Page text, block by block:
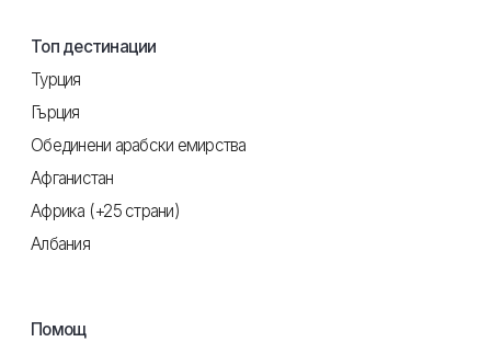
Топ дестинации
Турция
Гърция
Обединени арабски емирства
Афганистан
Африка (+25 страни)
Албания
Помощ